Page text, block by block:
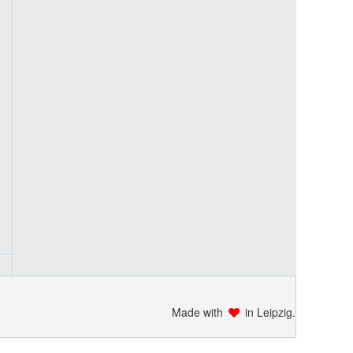
Made with
in Leipzig.